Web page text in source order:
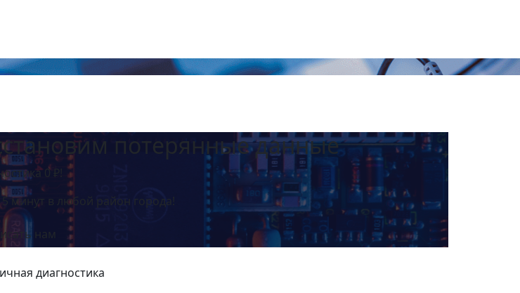
потерянные данные
0 ₽!
минут в любой район города!
нам
диагностика